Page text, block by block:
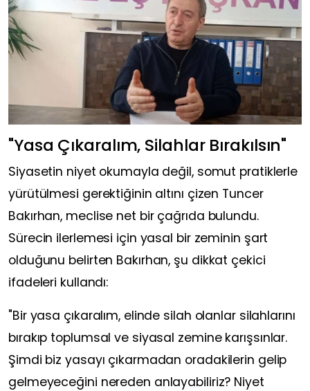
"Yasa Çıkaralım, Silahlar Bırakılsın"
Siyasetin niyet okumayla değil, somut pratiklerle
yürütülmesi gerektiğinin altını çizen Tuncer
Bakırhan, meclise net bir çağrıda bulundu.
Sürecin ilerlemesi için yasal bir zeminin şart
olduğunu belirten Bakırhan, şu dikkat çekici
ifadeleri kullandı:
"Bir yasa çıkaralım, elinde silah olanlar silahlarını
bırakıp toplumsal ve siyasal zemine karışsınlar.
Şimdi biz yasayı çıkarmadan oradakilerin gelip
gelmeyeceğini nereden anlayabiliriz? Niyet